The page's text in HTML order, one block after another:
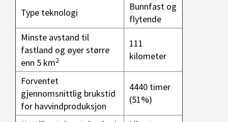
Type teknologi
Bunnfast og
flytende
Minste avstand til
fastland og øyer større
enn 5 km2
111
kilometer
Forventet
gjennomsnittlig brukstid
for havvindproduksjon
4440 timer
(51%)